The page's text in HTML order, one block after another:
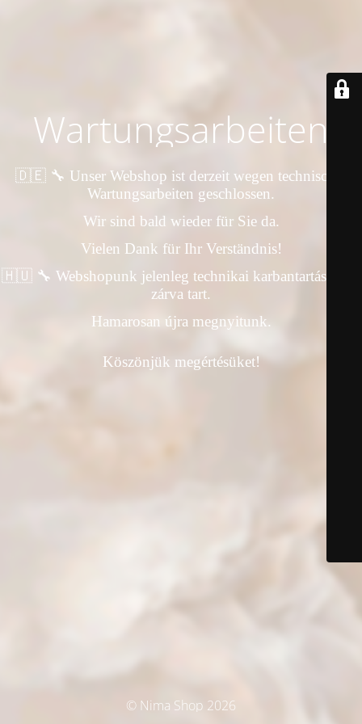
Wartungsarbeiten
🇩🇪 🔧 Unser Webshop ist derzeit wegen technischer
Wartungsarbeiten geschlossen.
Wir sind bald wieder für Sie da.
Vielen Dank für Ihr Verständnis!
🇭🇺 🔧 Webshopunk jelenleg technikai karbantartás miatt
zárva tart.
Hamarosan újra megnyitunk.
Köszönjük megértésüket!
© Nima Shop 2026